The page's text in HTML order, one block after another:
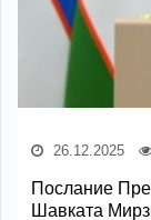
26.12.2025
Послание
Шавката